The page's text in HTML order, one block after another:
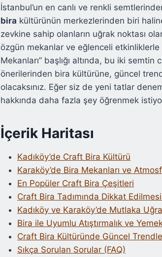
İstanbul’un en canlı ve renkli
bira kültürünün merkezlerinden biri
zevkine sahip olanların uğrak noktası
özgün mekanlar ve eğlenceli etkinliklerle
Mekanları” başlığı altında, bu iki
önerilerinden bira kültürüne, güncel
olacaksınız. Eğer siz de yeni tatlar
hakkında daha fazla şey öğrenmek
İçerik Haritası
Kadıköy’de Craft Bira Kültürü
Karaköy’de Bira Mekanları ve
En Popüler Craft Bira Çeşitleri
Craft Bira Tadımında Dikkat
Kadıköy ve Karaköy’de Mutlaka
Bira ile Uyumlu Atıştırmalık ve
Craft Bira Kültüründe Güncel
Sıkça Sorulan Sorular (FAQ)